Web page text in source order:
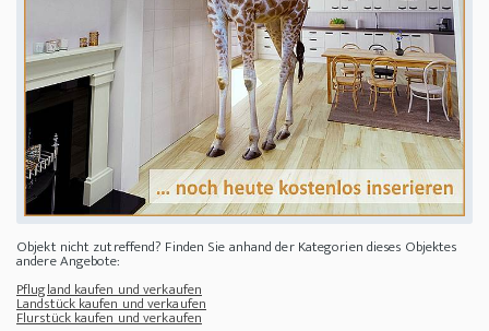
Objekt nicht zutreffend? Finden Sie anhand der Kategorien dieses Objektes
andere Angebote:
Pflugland kaufen und verkaufen
Landstück kaufen und verkaufen
Flurstück kaufen und verkaufen